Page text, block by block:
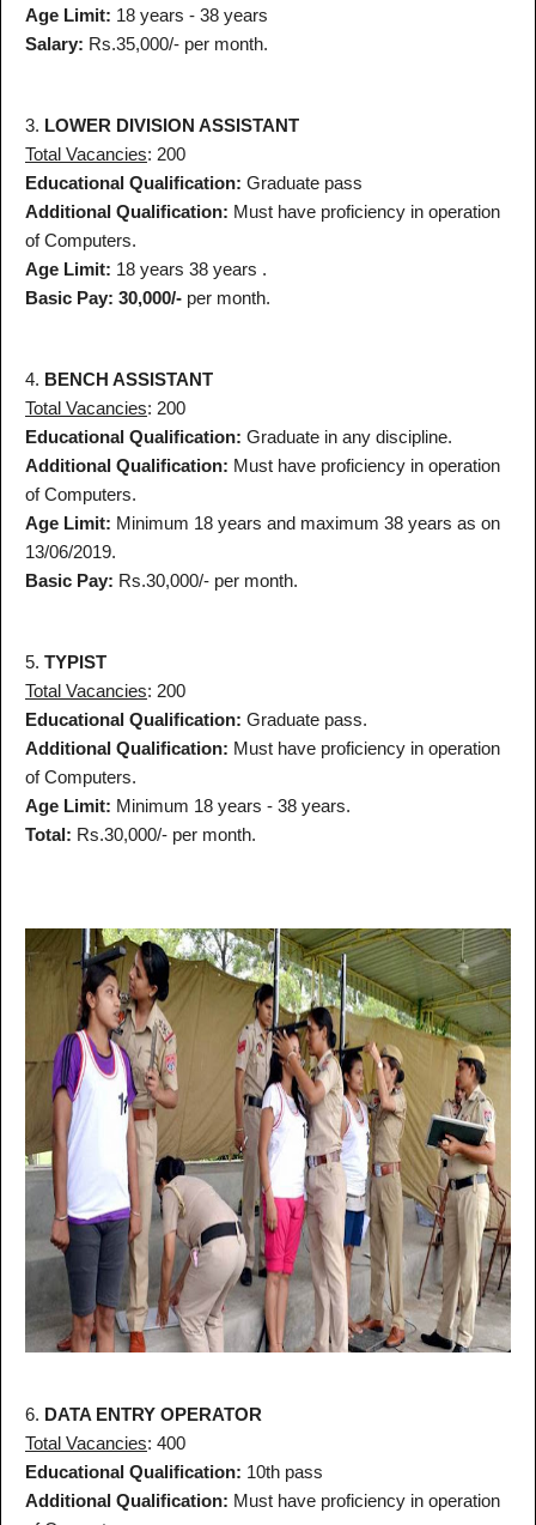
Age Limit: 18 years - 38 years
Salary: Rs.35,000/- per month.
3. LOWER DIVISION ASSISTANT
Total Vacancies: 200
Educational Qualification: Graduate pass
Additional Qualification: Must have proficiency in operation
of Computers.
Age Limit: 18 years 38 years .
Basic Pay: 30,000/- per month.
4. BENCH ASSISTANT
Total Vacancies: 200
Educational Qualification: Graduate in any discipline.
Additional Qualification: Must have proficiency in operation
of Computers.
Age Limit: Minimum 18 years and maximum 38 years as on
13/06/2019.
Basic Pay: Rs.30,000/- per month.
5. TYPIST
Total Vacancies: 200
Educational Qualification: Graduate pass.
Additional Qualification: Must have proficiency in operation
of Computers.
Age Limit: Minimum 18 years - 38 years.
Total: Rs.30,000/- per month.
6. DATA ENTRY OPERATOR
Total Vacancies: 400
Educational Qualification: 10th pass
Additional Qualification: Must have proficiency in operation